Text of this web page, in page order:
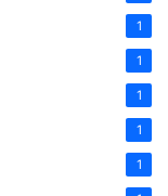
1
1
1
1
1